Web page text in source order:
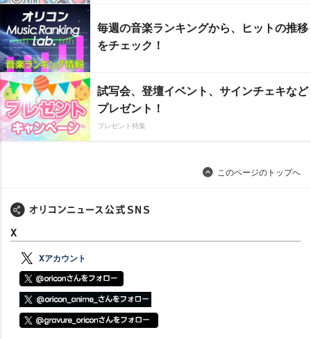
毎週の音楽ランキングから、ヒットの推移
をチェック！
試写会、登壇イベント、サインチェキなど
プレゼント！
プレゼント特集
このページのトップへ
X
Xアカウント